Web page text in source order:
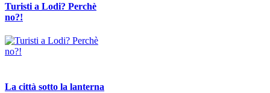
Turisti a Lodi? Perchè
no?!
La città sotto la lanterna